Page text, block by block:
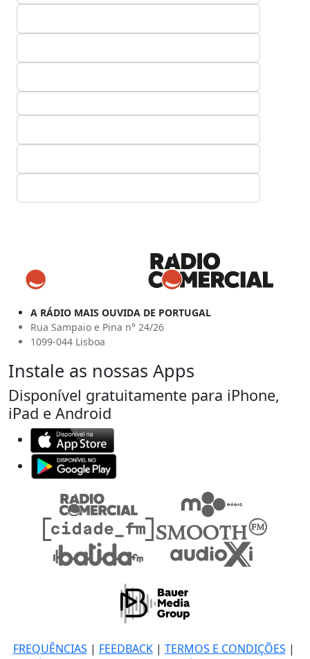
A RÁDIO MAIS OUVIDA DE PORTUGAL
Rua Sampaio e Pina n° 24/26
1099-044 Lisboa
Instale as nossas Apps
Disponível gratuitamente para iPhone,
iPad e Android
FREQUÊNCIAS | FEEDBACK| TERMOS E CONDIÇÕES |